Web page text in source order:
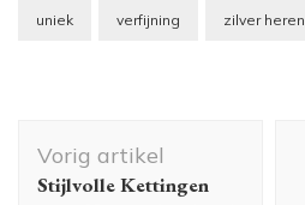
uniek verfijning zilver heren
Vorig artikel
Stijlvolle Kettingen